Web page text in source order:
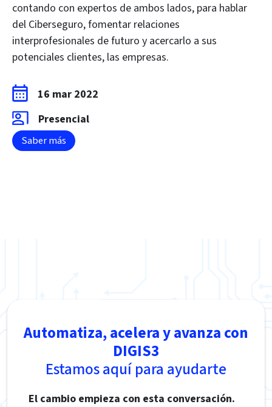
contando con expertos de ambos lados, para hablar
del Ciberseguro, fomentar relaciones
interprofesionales de futuro y acercarlo a sus
potenciales clientes, las empresas.
16 mar 2022
Presencial
Saber más
Automatiza, acelera y avanza con
DIGIS3
Estamos aquí para ayudarte
El cambio empieza con esta conversación.